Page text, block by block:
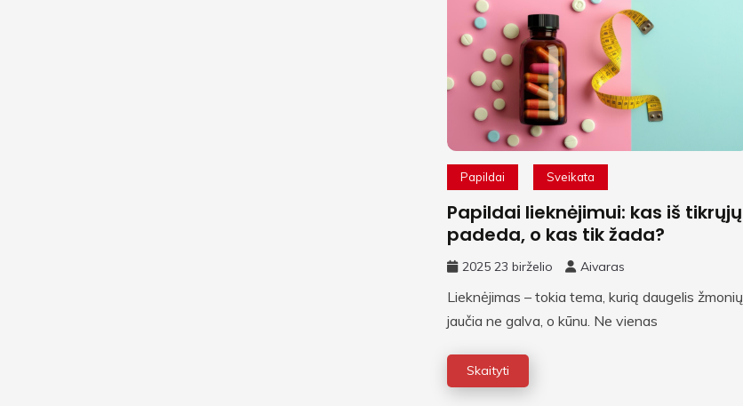
Papildai Sveikata
Papildai lieknėjimui: kas iš tikrųjų
padeda, o kas tik žada?
2025 23 birželio Aivaras
Lieknėjimas – tokia tema, kurią daugelis žmonių
jaučia ne galva, o kūnu. Ne vienas
Skaityti